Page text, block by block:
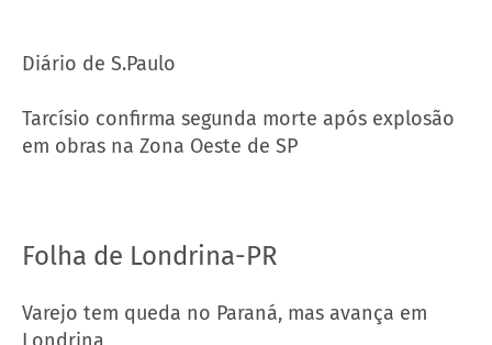
Diário de S.Paulo
Tarcísio confirma segunda morte após explosão
em obras na Zona Oeste de SP
Folha de Londrina-PR
Varejo tem queda no Paraná, mas avança em